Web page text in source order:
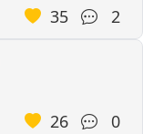
35 2
26 0